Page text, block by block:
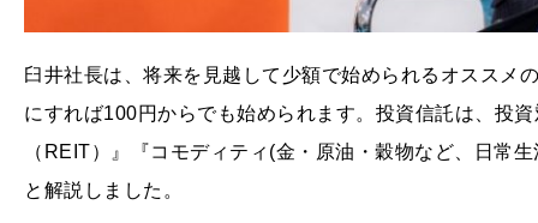
臼井社長は、将来を見越して少額で始められるオススメ
にすれば100円からでも始められます。投資信託は、投
（REIT）』『コモディティ(金・原油・穀物など、日常
と解説しました。